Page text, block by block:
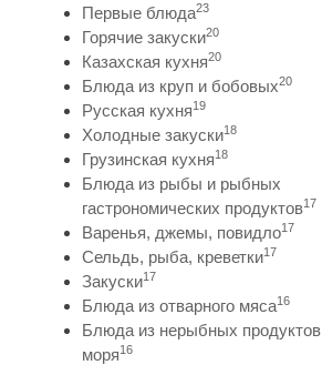
Первые блюда23
Горячие закуски20
Казахская кухня20
Блюда из круп и бобовых20
Русская кухня19
Холодные закуски18
Грузинская кухня18
Блюда из рыбы и рыбных
гастрономических продуктов17
Варенья, джемы, повидло17
Сельдь, рыба, креветки17
Закуски17
Блюда из отварного мяса16
Блюда из нерыбных продуктов
моря16